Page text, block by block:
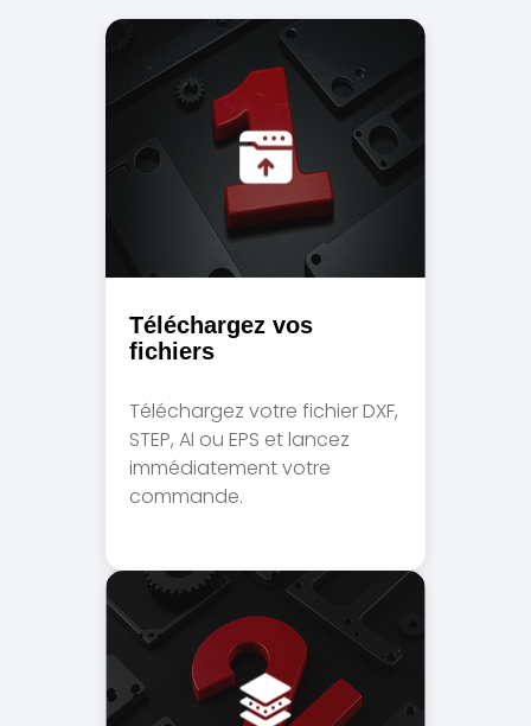
Téléchargez vos
fichiers
Téléchargez votre fichier DXF,
STEP, AI ou EPS et lancez
immédiatement votre
commande.